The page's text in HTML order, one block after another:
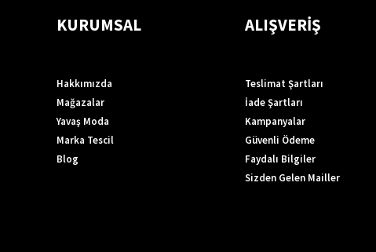
KURUMSAL
Hakkımızda
Mağazalar
Yavaş Moda
Marka Tescil
Blog
ALIŞVERİŞ
Teslimat Şartları
İade Şartları
Kampanyalar
Güvenli Ödeme
Faydalı Bilgiler
Sizden Gelen Mailler